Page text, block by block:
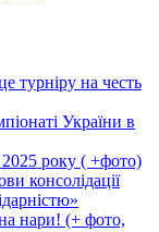
турніру на честь
України в
2025 року ( +фото)
консолідації
нари! (+ фото,